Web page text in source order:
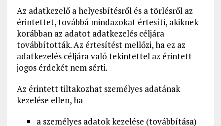
Az adatkezelő a helyesbítésről és a törlésről az
érintettet, továbbá mindazokat értesíti, akiknek
korábban az adatot adatkezelés céljára
továbbították. Az értesítést mellőzi, ha ez az
adatkezelés céljára való tekintettel az érintett
jogos érdekét nem sérti.
Az érintett tiltakozhat személyes adatának
kezelése ellen, ha
a személyes adatok kezelése (továbbítása)